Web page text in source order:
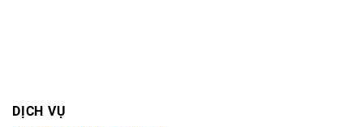
DỊCH VỤ